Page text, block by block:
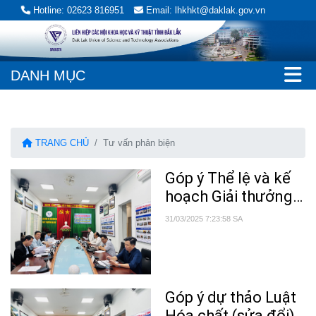
Hotline: 02623 816951 Email: lhkhkt@daklak.gov.vn
DANH MỤC
TRANG CHỦ Tư vấn phản biện
Góp ý Thể lệ và kế
hoạch Giải thưởng
Văn học - Nghệ
31/03/2025 7:23:58 SA
Góp ý dự thảo Luật